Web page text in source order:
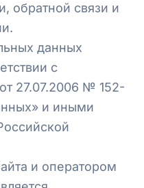
обратной связи и
данных
с
27.07.2006 № 152-
и иными
и оператором